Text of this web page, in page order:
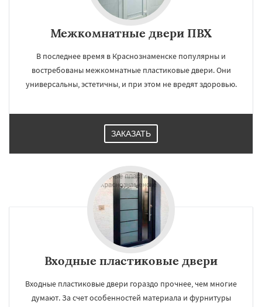
Межкомнатные двери ПВХ
В последнее время в Краснознаменске популярны и
востребованы межкомнатные пластиковые двери. Они
универсальны, эстетичны, и при этом не вредят здоровью.
ЗАКАЗАТЬ
Входные пластиковые двери
Входные пластиковые двери гораздо прочнее, чем многие
думают. За счет особенностей материала и фурнитуры